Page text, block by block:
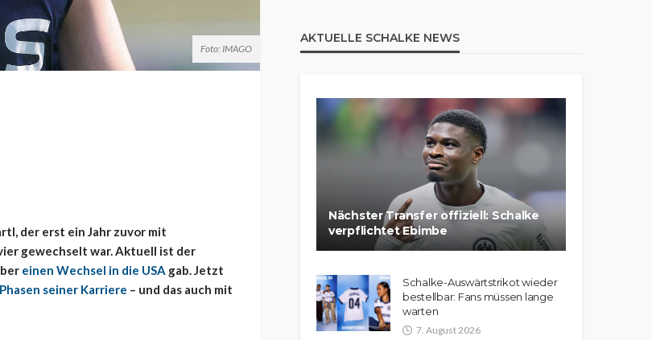
Foto: IMAGO
der erst ein Jahr zuvor mit
gewechselt war. Aktuell ist der
einen Wechsel in die USA gab. Jetzt
seiner Karriere – und das auch mit
AKTUELLE SCHALKE NEWS
Nächster Transfer offiziell: Schalke
verpflichtet Ebimbe
Schalke-Auswärtstrikot wieder
bestellbar: Fans müssen lange
warten
7. August 2026